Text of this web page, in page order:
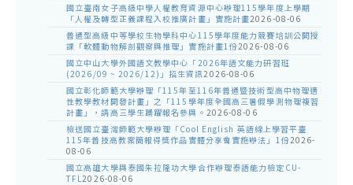
國立臺南女子高級中學人權教育資源中心辦理115學年度上學期
「人權及轉型正義課程入校推廣計畫」實施計畫2026-08-06
普通型高級中等學校生物學科中心115學年度能力競賽培訓公開授
課「軟體動物解剖觀察與推理」實施計畫1份2026-08-06
國立中山大學外國語文教學中心「2026年語文能力研習班
(2026/09 ~ 2026/12)」招生資訊2026-08-06
國立彰化師範大學辦理「115年至116年普通暨技術型高中物理適
性教學教材開發計畫」之「115學年度全國高三暑假學測物理複習
計畫」，請高三學生踴躍報名參與。 2026-08-06
檢送國立臺灣師範大學辦理「Cool English 英語線上學習平臺
115年普技高教案簡報得獎作品實體分享會實施辦法」1份2026-
08-06
國立高雄大學與泰國朱拉隆功大學合作辦理泰語能力檢定CU-
TFL2026-08-06